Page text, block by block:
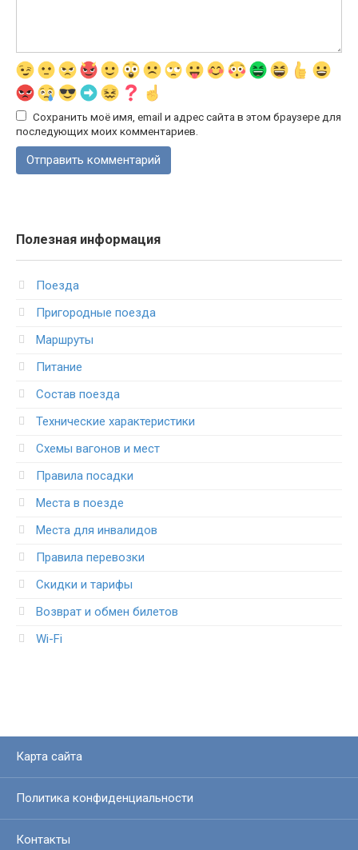
Сохранить моё имя, email и адрес сайта в этом браузере для
последующих моих комментариев.
Полезная информация
Поезда
Пригородные поезда
Маршруты
Питание
Состав поезда
Технические характеристики
Схемы вагонов и мест
Правила посадки
Места в поезде
Места для инвалидов
Правила перевозки
Скидки и тарифы
Возврат и обмен билетов
Wi-Fi
Карта сайта
Политика конфиденциальности
Контакты